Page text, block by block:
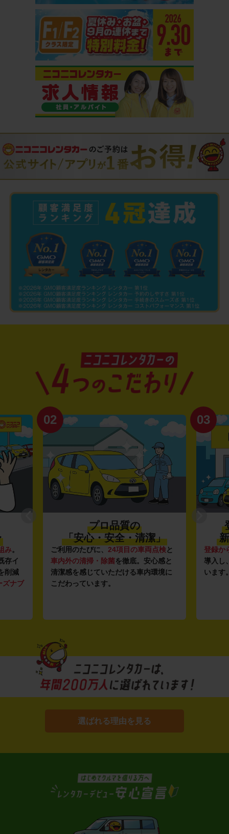
み。
存イ
削減
ズナブ
02
プロ品質の
「安心・安全・清潔」
ご利用のたびに、 24項目の車両点検と
車内外の清掃・除菌を徹底。安心感と
清潔感を感じていただける車内環境に
こだわっています。
03
登録か
導入し
います
選ばれる理由を見る